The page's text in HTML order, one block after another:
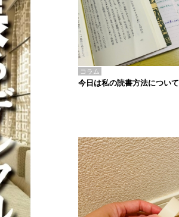
コラム
今日は私の読書方法について